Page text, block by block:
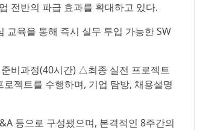
전반의 파급 효과를 확대하고 있다.
육을 통해 즉시 실무 투입 가능한 SW
비과정(40시간) △최종 실전 프로젝트
젝트를 수행하며, 기업 탐방, 채용설명
등으로 구성됐으며, 본격적인 8주간의